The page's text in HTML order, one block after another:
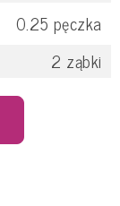
0.25 pęczka
2 ząbki